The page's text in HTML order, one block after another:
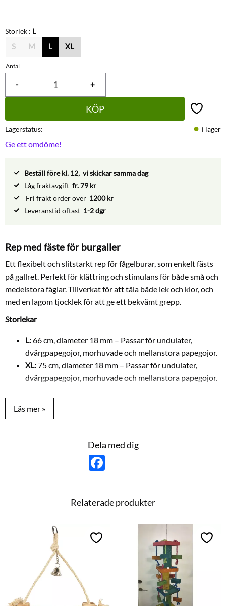
Storlek : L
S M L XL
Antal
+
-
KÖP Lägg till
Lagerstatus i lager
Ge ett omdöme!
Beställ före kl. 12, vi skickar samma dag
Låg fraktavgift fr. 79 kr
Fri frakt order över 1200 kr
Leveranstid oftast 1-2 dgr
Rep med fäste för burgaller
Ett flexibelt och slitstarkt rep för fågelburar, som enkelt fästs
på gallret. Perfekt för klättring och stimulans för både små och
medelstora fåglar. Tillverkat för att tåla både lek och klor, och
med en lagom tjocklek för att ge ett bekvämt grepp.
Storlekar
L:66 cm, diameter 18 mm – Passar för undulater,
dvärgpapegojor, morhuvade och mellanstora papegojor.
XL:75 cm, diameter 18 mm – Passar för undulater,
dvärgpapegojor, morhuvade och mellanstora papegojor.
Dela med dig
F
o
o
Relaterade produkter
Lägg till i favoriter Lägg